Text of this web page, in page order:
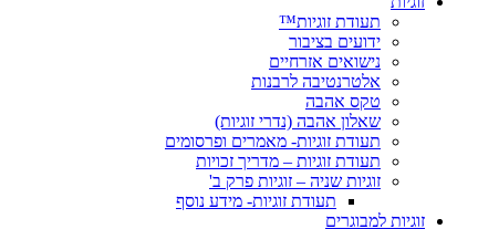
תעודת זוגיות™
ידועים בציבור
נישואים אזרחיים
אלטרנטיבה לרבנות
טקס אהבה
שאלון אהבה (נדרי זוגיות)
תעודת זוגיות- מאמרים ופרסומים
תעודת זוגיות – מדריך זכויות
זוגיות שניה – זוגיות פרק ב'
תעודת זוגיות- מידע נוסף
זוגיות למבוגרים